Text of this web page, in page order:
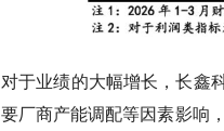
对于业绩的大幅增长，长鑫
要厂商产能调配等因素影响